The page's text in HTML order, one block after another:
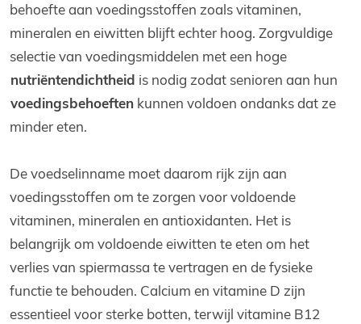
behoefte aan voedingsstoffen zoals vitaminen,
mineralen en eiwitten blijft echter hoog. Zorgvuldige
selectie van voedingsmiddelen met een hoge
nutriëntendichtheid is nodig zodat senioren aan hun
voedingsbehoeften kunnen voldoen ondanks dat ze
minder eten.
De voedselinname moet daarom rijk zijn aan
voedingsstoffen om te zorgen voor voldoende
vitaminen, mineralen en antioxidanten. Het is
belangrijk om voldoende eiwitten te eten om het
verlies van spiermassa te vertragen en de fysieke
functie te behouden. Calcium en vitamine D zijn
essentieel voor sterke botten, terwijl vitamine B12